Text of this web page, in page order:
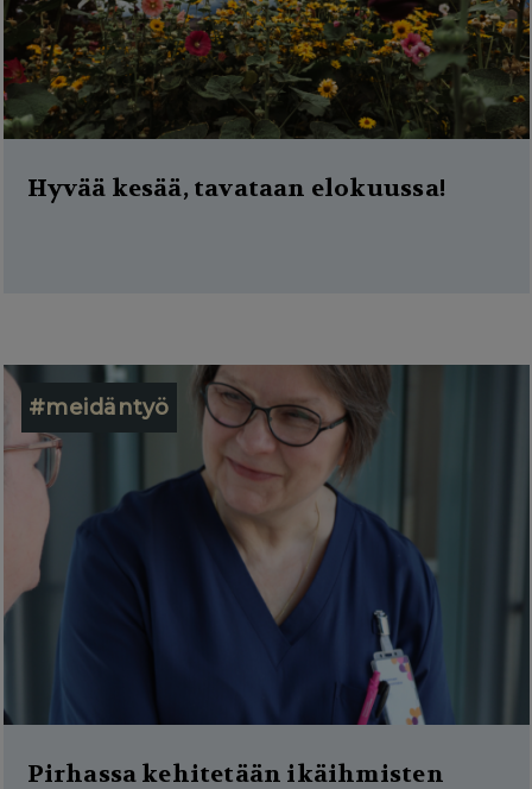
Hyvää kesää, tavataan elokuussa!
#meidäntyö
Pirhassa kehitetään ikäihmisten